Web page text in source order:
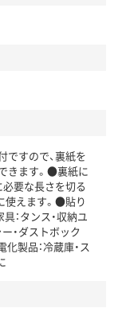
すので、裏紙を
きます。●裏紙に
必要な長さを切る
使えます。●貼り
：タンス・収納ユ
・ダストボック
製品：冷蔵庫・ス